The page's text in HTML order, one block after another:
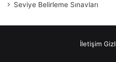
Seviye Belirleme Sınavları
İletişim